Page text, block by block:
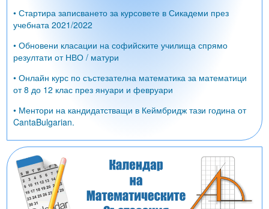
• Стартира записването за курсовете в Сикадеми през
учебната 2021/2022
• Обновени класации на софийските училища спрямо
резултати от НВО / матури
• Онлайн курс по състезателна математика за математици
от 8 до 12 клас през януари и февруари
• Ментори на кандидатстващи в Кеймбридж тази година от
CantaBulgarian.